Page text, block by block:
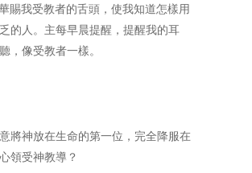
賜我受教者的舌頭，使我知道怎樣用
的人。主每早晨提醒，提醒我的耳
，像受教者一樣。
將神放在生命的第一位，完全降服在
領受神教導？